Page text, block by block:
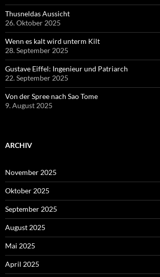
Thusneldas Aussicht
26. Oktober 2025
Wenn es kalt wird unterm Kilt
28. September 2025
Gustave Eiffel: Ingenieur und Patriarch
22. September 2025
Von der Spree nach Sao Tome
9. August 2025
ARCHIV
November 2025
Oktober 2025
September 2025
August 2025
Mai 2025
April 2025